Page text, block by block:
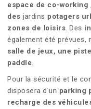
espace de co-working
des jardins potagers
zones de loisirs. Des
également été prévues,
salle de jeux, une
paddle.
Pour la sécurité et le
disposera d'un parking
recharge des